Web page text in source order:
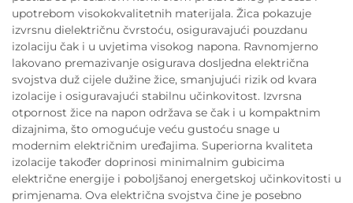
upotrebom visokokvalitetnih materijala. Žica pokazuje
izvrsnu dielektričnu čvrstoću, osiguravajući pouzdanu
izolaciju čak i u uvjetima visokog napona. Ravnomjerno
lakovano premazivanje osigurava dosljedna električna
svojstva duž cijele dužine žice, smanjujući rizik od kvara
izolacije i osiguravajući stabilnu učinkovitost. Izvrsna
otpornost žice na napon održava se čak i u kompaktnim
dizajnima, što omogućuje veću gustoću snage u
modernim električnim uređajima. Superiorna kvaliteta
izolacije također doprinosi minimalnim gubicima
električne energije i poboljšanoj energetskoj učinkovitosti u
primjenama. Ova električna svojstva čine je posebno